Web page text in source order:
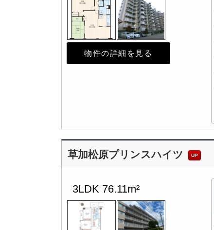
物件の詳細を見る
草加松原プリンスハイツ UP
3LDK 76.11m²